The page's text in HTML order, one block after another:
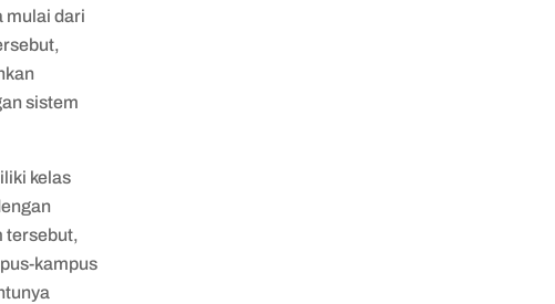
mulai dari
sistem
kelas
tersebut,
kampus